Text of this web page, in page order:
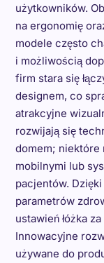
użytkowników.
na ergonomię
modele często
i możliwością
firm stara się
designem, co
atrakcyjne
rozwijają się
domem; niektóre
mobilnymi lub
pacjentów.
parametrów
ustawień łóżka
Innowacyjne
używane do